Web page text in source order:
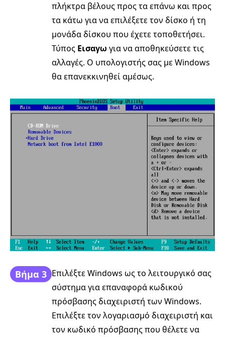
πλήκτρα βέλους προς τα επάνω και προς
τα κάτω για να επιλέξετε τον δίσκο ή τη
μονάδα δίσκου που έχετε τοποθετήσει.
Τύπος Εισαγω για να αποθηκεύσετε τις
αλλαγές. Ο υπολογιστής σας με Windows
θα επανεκκινηθεί αμέσως.
Βήμα 3 Επιλέξτε Windows ως το λειτουργικό σας
σύστημα για επαναφορά κωδικού
πρόσβασης διαχειριστή των Windows.
Επιλέξτε τον λογαριασμό διαχειριστή και
τον κωδικό πρόσβασης που θέλετε να